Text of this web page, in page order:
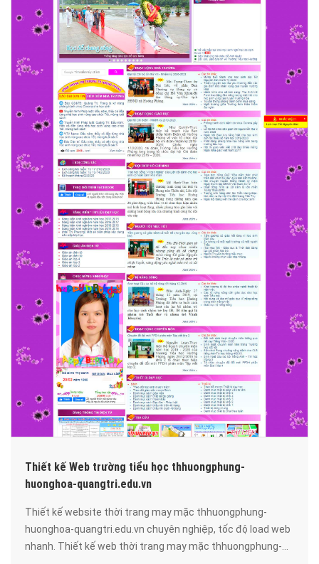
Thiết kế Web trường tiểu học thhuongphung-
huonghoa-quangtri.edu.vn
Thiết kế website thời trang may mặc thhuongphung-
huonghoa-quangtri.edu.vn chuyên nghiệp, tốc độ load web
nhanh. Thiết kế web thời trang may mặc thhuongphung-